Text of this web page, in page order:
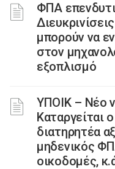
ΦΠΑ
μπορούν να
στον
εξοπλισμό
ΥΠΟΙΚ – Νέο
Καταργείται
διατηρητέα
μηδενικός
οικοδομές,